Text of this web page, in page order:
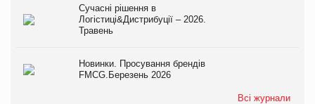
Сучасні рішення в
Логістиці&Дистрибуції – 2026.
Травень
Новинки. Просування брендів
FMCG.Березень 2026
Всі журнали